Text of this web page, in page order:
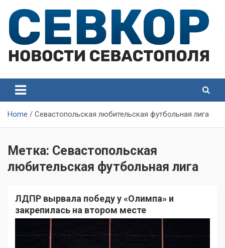
content
Севастополя
Севастополя
Home Севастопольская любительская футбольная лига
Метка: Севастопольская
любительская футбольная лига
ЛДПР вырвала победу у «Олимпа» и
закрепилась на втором месте